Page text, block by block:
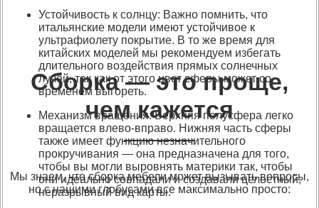
Устойчивость к солнцу: Важно помнить, что
итальянские модели имеют устойчивое к
ультрафиолету покрытие. В то же время для
китайских моделей мы рекомендуем избегать
длительного воздействия прямых солнечных
лучей, так как от этого цвет сферы может со
временем выгореть.
Механизм вращения: Верхняя полусфера легко
вращается влево-вправо. Нижняя часть сферы
также имеет функцию незначительного
прокручивания — она предназначена для того,
чтобы вы могли выровнять материки так, чтобы
они идеально совпадали и создавали целостный,
неразрывный вид карты.
Сборка — это проще,
чем кажется
Мы знаем, что сборка мебели может вызывать вопросы,
но с нашими глобусами все максимально просто: